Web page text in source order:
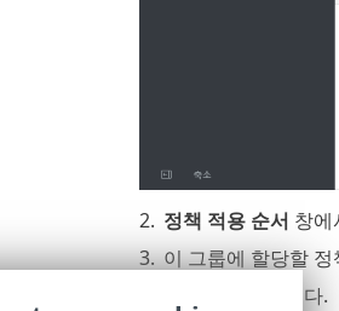
2. 정책 적용 순서 창에
3. 이 그룹에 할당할
를 클릭합니다.